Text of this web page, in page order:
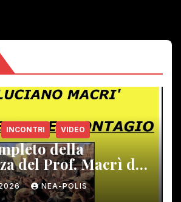
INCONTRI VIDEO
della
del Prof. Macrì del
scorso
2026 NEA-POLIS